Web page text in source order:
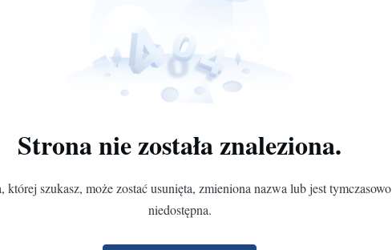
Strona nie została znaleziona.
której szukasz, może zostać usunięta, zmieniona nazwa lub jest tymczasowo
niedostępna.